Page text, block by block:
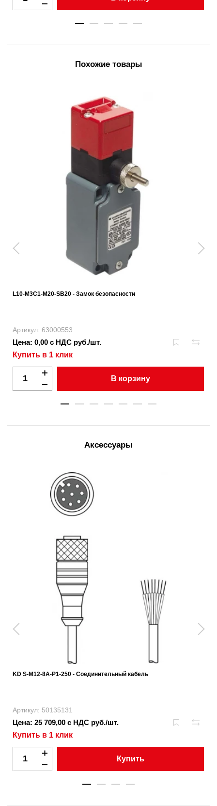
Похожие товары
L10-M3C1-M20-SB20 - Замок безопасности
Артикул: 63000553
Цена: 0,00 с НДС руб./шт.
Купить в 1 клик
В корзину
Аксессуары
KD S-M12-8A-P1-250 - Соединительный кабель
Артикул: 50135131
Цена: 25 709,00 с НДС руб./шт.
Купить в 1 клик
Купить